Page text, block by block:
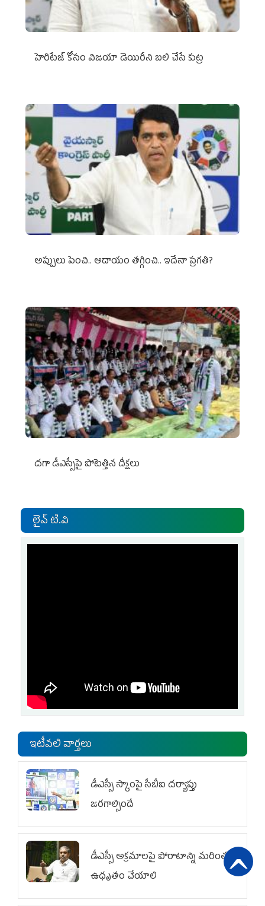
హెరిటేజ్ కోసం విజయా డెయిరీని బలి చేసే కుట్ర‌
అప్పులు పెంచి.. ఆదాయం తగ్గించి.. ఇదేనా ప్రగతి?
దగా డీఎస్సీపై పోటెత్తిన దీక్షలు
లైవ్ టి.వి
ఇటీవలి వార్తలు
డీఎస్సీ స్కాంపై సీబీఐ దర్యాప్తు
జరగాల్సిందే
డీఎస్సీ అక్రమాలపై పోరాటాన్ని మరింత
ఉధృతం చేయాలి